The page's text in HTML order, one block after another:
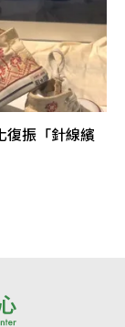
振「針線繽